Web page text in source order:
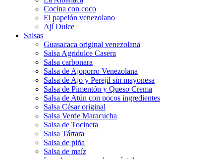
Cocina con coco
El papelón venezolano
Ají Dulce
Salsas
Guasacaca original venezolana
Salsa Agridulce Casera
Salsa carbonara
Salsa de Ajoporro Venezolana
Salsa de Ajo y Perejil sin mayonesa
Salsa de Pimentón y Queso Crema
Salsa de Atún con pocos ingredientes
Salsa César original
Salsa Verde Maracucha
Salsa de Tocineta
Salsa Tártara
Salsa de piña
Salsa de maíz